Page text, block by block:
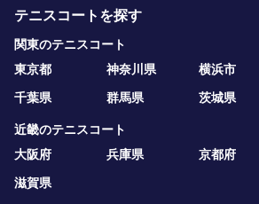
テニスコートを探す
関東のテニスコート
東京都
神奈川県 横浜市
千葉県
群馬県 茨城県
近畿のテニスコート
大阪府
兵庫県 京都府
滋賀県